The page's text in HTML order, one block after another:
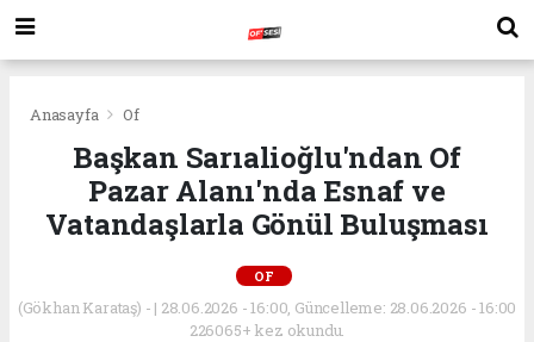
Anasayfa Of
Başkan Sarıalioğlu'ndan Of
Pazar Alanı'nda Esnaf ve
Vatandaşlarla Gönül Buluşması
OF
(Gökhan Karataş) - | 28.06.2026 - 16:00, Güncelleme: 28.06.2026 - 16:00
226065+ kez okundu.